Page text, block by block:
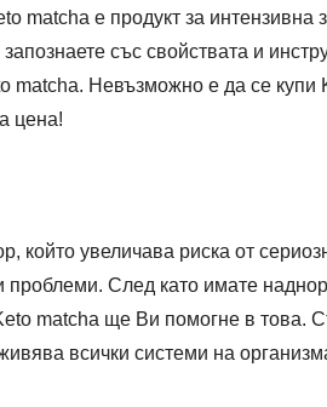
matcha е продукт за интензивна
със свойствата и
matcha. Невъзможно е да се
цена!
който увеличава риска от
След като имате
matcha ще Ви помогне в това.
всички системи на